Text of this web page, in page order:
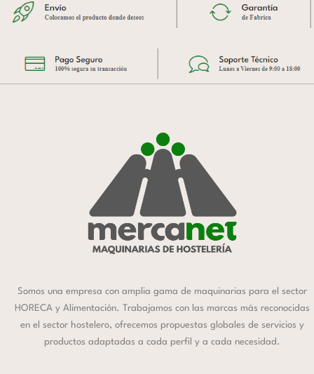
Somos una empresa con amplia gama de maquinarias para el sector
HORECA y Alimentación. Trabajamos con las marcas más reconocidas
en el sector hostelero, ofrecemos propuestas globales de servicios y
productos adaptadas a cada perfil y a cada necesidad.